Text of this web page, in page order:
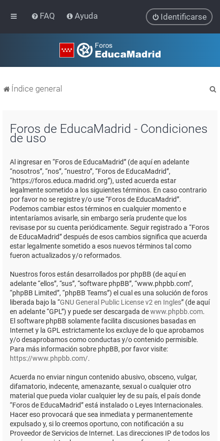
FAQ Ayuda Identificarse
Índice general
Foros de EducaMadrid - Condiciones
de uso
Al ingresar en “Foros de EducaMadrid” (de aquí en adelante
“nosotros”, “nos”, “nuestro”, “Foros de EducaMadrid”,
“https://foros.educa.madrid.org”), usted acuerda estar
legalmente sometido a los siguientes términos. En caso contrario
por favor no se registre y/o use “Foros de EducaMadrid”.
Podemos cambiar estos términos en cualquier momento e
intentaríamos avisarle, sin embargo sería prudente que los
revisase por su cuenta periódicamente. Seguir registrado a “Foros
de EducaMadrid” después de esos cambios significa que acuerda
estar legalmente sometido a esos nuevos términos tal como
fueron actualizados y/o reformados.
Nuestros foros están desarrollados por phpBB (de aquí en
adelante “ellos”, “sus”, “software phpBB”, “www.phpbb.com”,
“phpBB Limited”, “phpBB Teams”) el cual es una solución de foros
liberada bajo la “GNU General Public License v2 en Ingles” (de aquí
en adelante “GPL”) y puede ser descargada dewww.phpbb.com.
El software phpBB solamente facilita discusiones basadas en
Internet y la GPL estrictamente los excluye de lo que aprobamos
y/o desaprobamos como conductas y/o contenido permisible.
Para más información sobre phpBB, por favor visite:
https://www.phpbb.com/.
Acuerda no enviar ningun contenido abusivo, obsceno, vulgar,
difamatorio, indecente, amenazante, sexual o cualquier otro
material que pueda violar cualquier ley de su país, el país donde
“Foros de EducaMadrid” está instalado o Leyes Internacionales.
Hacer eso provocará que sea inmediata y permanentemente
expulsado y, si lo creemos oportuno, con notificación a su
Proveedor de Servicios de Internet. Las direcciones IP de todos los